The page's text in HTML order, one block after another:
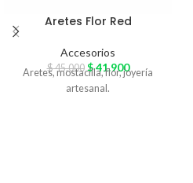
Aretes Flor Red
Accesorios
$45.000 $41.900
Aretes, mostacilla, flor, joyería
artesanal.